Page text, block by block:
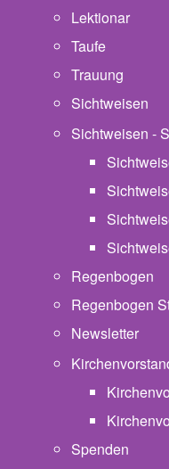
Lektionar
Taufe
Trauung
Sichtweisen
Sichtweisen -
Regenbogen
Regenbogen
Newsletter
Spenden